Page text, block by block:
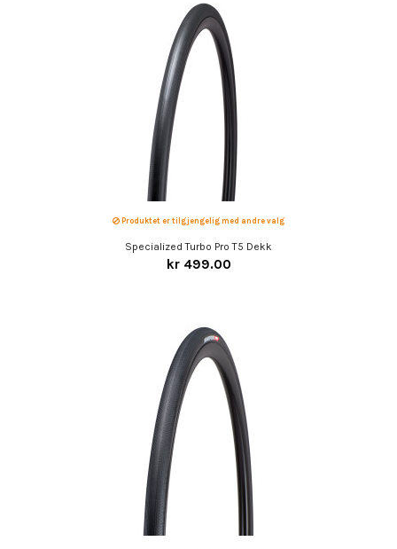
Produktet er tilgjengelig med andre valg
Specialized Turbo Pro T5 Dekk
kr 499.00